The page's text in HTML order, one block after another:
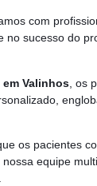
com
no sucesso do
Valinhos , os
os pacientes
equipe